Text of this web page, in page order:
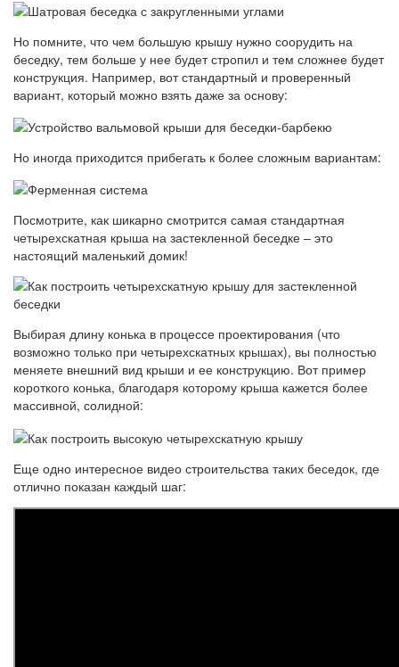
Но помните, что чем большую крышу нужно соорудить на
беседку, тем больше у нее будет стропил и тем сложнее будет
конструкция. Например, вот стандартный и проверенный
вариант, который можно взять даже за основу:
Но иногда приходится прибегать к более сложным вариантам:
Посмотрите, как шикарно смотрится самая стандартная
четырехскатная крыша на застекленной беседке – это
настоящий маленький домик!
Выбирая длину конька в процессе проектирования (что
возможно только при четырехскатных крышах), вы полностью
меняете внешний вид крыши и ее конструкцию. Вот пример
короткого конька, благодаря которому крыша кажется более
массивной, солидной:
Еще одно интересное видео строительства таких беседок, где
отлично показан каждый шаг: